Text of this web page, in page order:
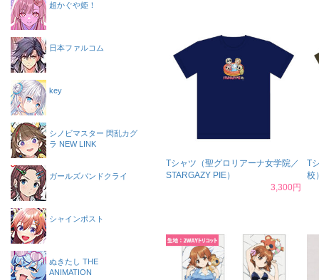
Tシャツ（聖グロリアーナ女学院／
STARGAZY PIE）
3,300円
T
校
超かぐや姫！
日本ファルコム
key
シノビマスター 閃乱カグ
ラ NEW LINK
ガールズバンドクライ
シャインポスト
ぬきたし THE
ANIMATION